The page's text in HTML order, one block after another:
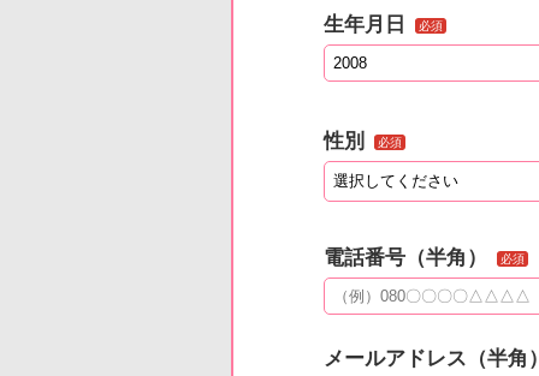
生年月日 必須
性別 必須
電話番号（半角） 必須
メールアドレス（半角